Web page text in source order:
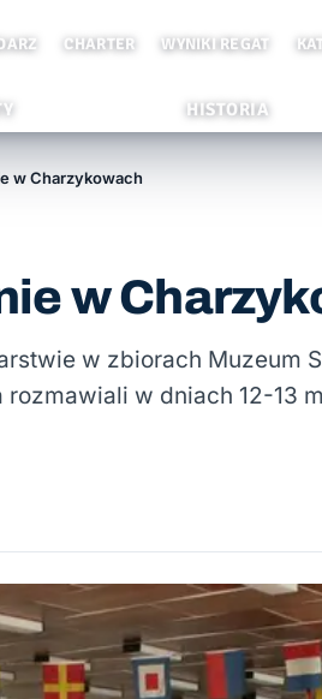
CHARTER WYNIKI REGAT
HISTORIA
w Charzykowach
w
w zbiorach Muzeum
rozmawiali w dniach 12-13